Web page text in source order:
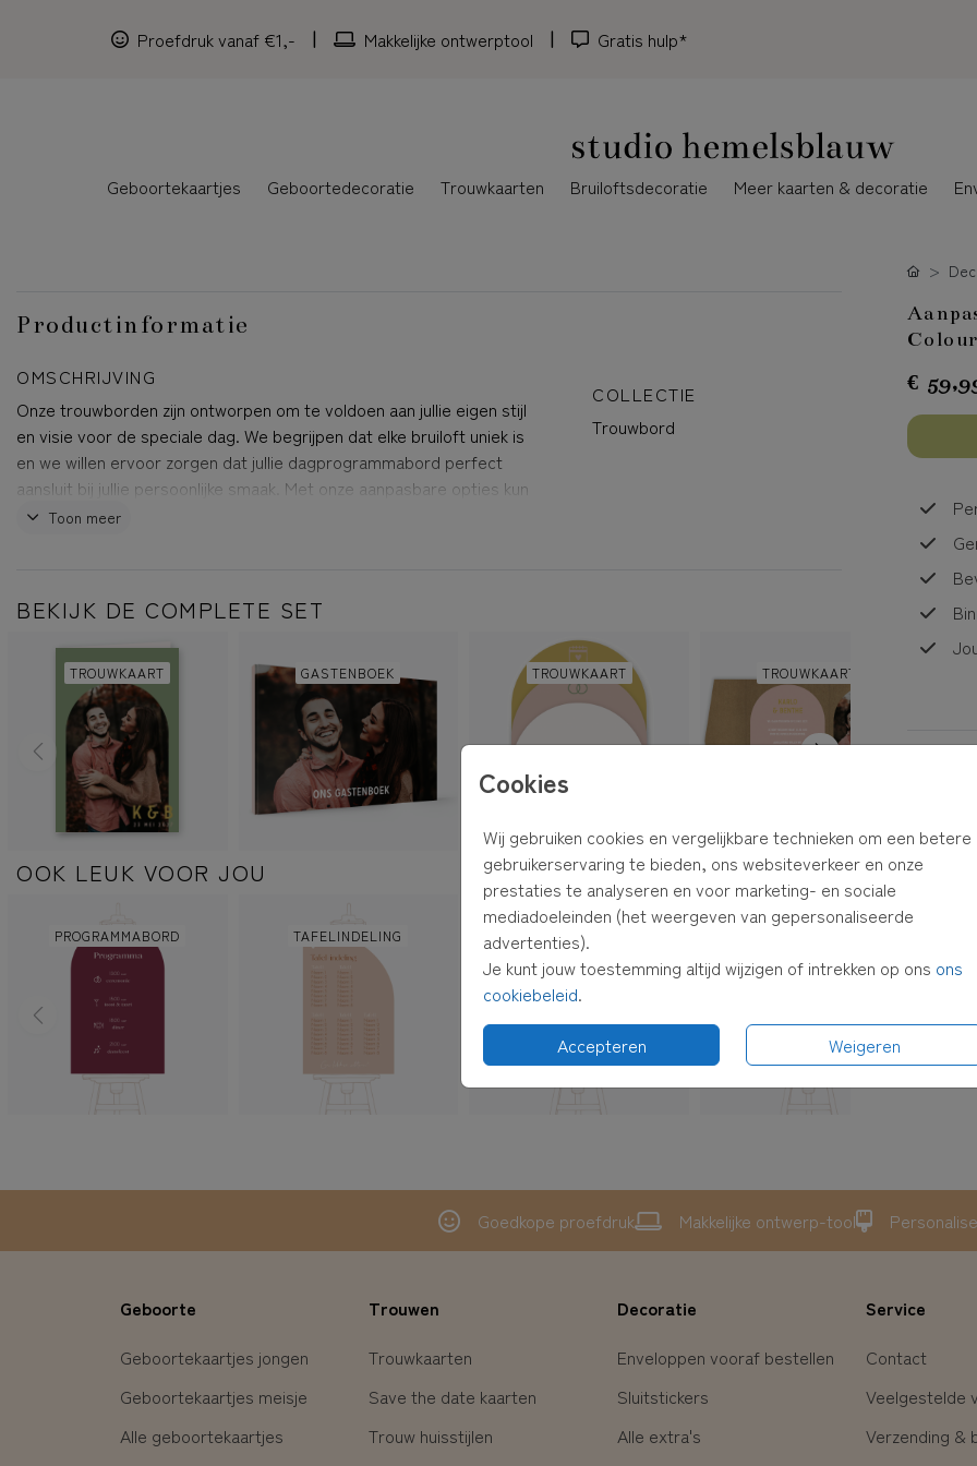
Proefdruk vanaf €1,- Makkelijke ontwerptool Gratis hulp*
Geboortekaartjes Geboortedecoratie Trouwkaarten Bruiloftsdecoratie Meer kaarten & decoratie
Cookies
Wij gebruiken cookies en vergelijkbare technieken om een betere
gebruikerservaring te bieden, ons websiteverkeer en onze
prestaties te analyseren en voor marketing- en sociale
mediadoeleinden (het weergeven van gepersonaliseerde
advertenties).
Je kunt jouw toestemming altijd wijzigen of intrekken op ons ons
cookiebeleid.
Accepteren
Weigeren
Productinformatie
OMSCHRIJVING
Onze trouwborden zijn ontworpen om te voldoen aan jullie eigen stijl
en visie voor de speciale dag. We begrijpen dat elke bruiloft uniek is
en we willen ervoor zorgen dat jullie dagprogrammabord perfect
aansluit bij jullie persoonlijke smaak. Met onze aanpasbare opties kun
je de kleuren, lettertypes en indeling van het bord naar eigen wens
Toon meer
COLLECTIE
Trouwbord
BEKIJK DE COMPLETE SET
TROUWKAART GASTENBOEK TROUWKAART TROUWKAART
OOK LEUK VOOR JOU
PROGRAMMABORD TAFELINDELING PROGRAMMABORD
€
Goedkope proefdruk Makkelijke ontwerp-tool
Geboorte
Geboortekaartjes jongen
Geboortekaartjes meisje
Alle geboortekaartjes
Trouwen
Trouwkaarten
Save the date kaarten
Trouw huisstijlen
Decoratie
Enveloppen vooraf bestellen
Sluitstickers
Alle extra's
Service
Contact
Veelgestelde
Verzending &